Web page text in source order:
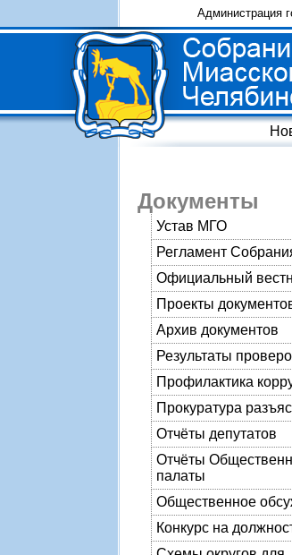
Администрация
Документы
Устав МГО
Регламент
Официальный
Проекты
Архив документов
Результаты
Профилактика
Прокуратура
Отчёты депутатов
Отчёты
палаты
Общественное
Конкурс на